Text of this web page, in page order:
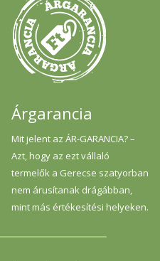
Árgarancia
Mit jelent az ÁR-GARANCIA? –
Azt, hogy az ezt vállaló
termelők a Gerecse szatyorban
nem árusítanak drágábban,
mint más értékesítési helyeken.